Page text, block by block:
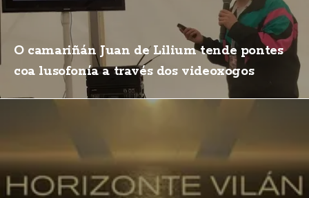
O camariñán Juan de Lilium tende pontes
coa lusofonía a través dos videoxogos